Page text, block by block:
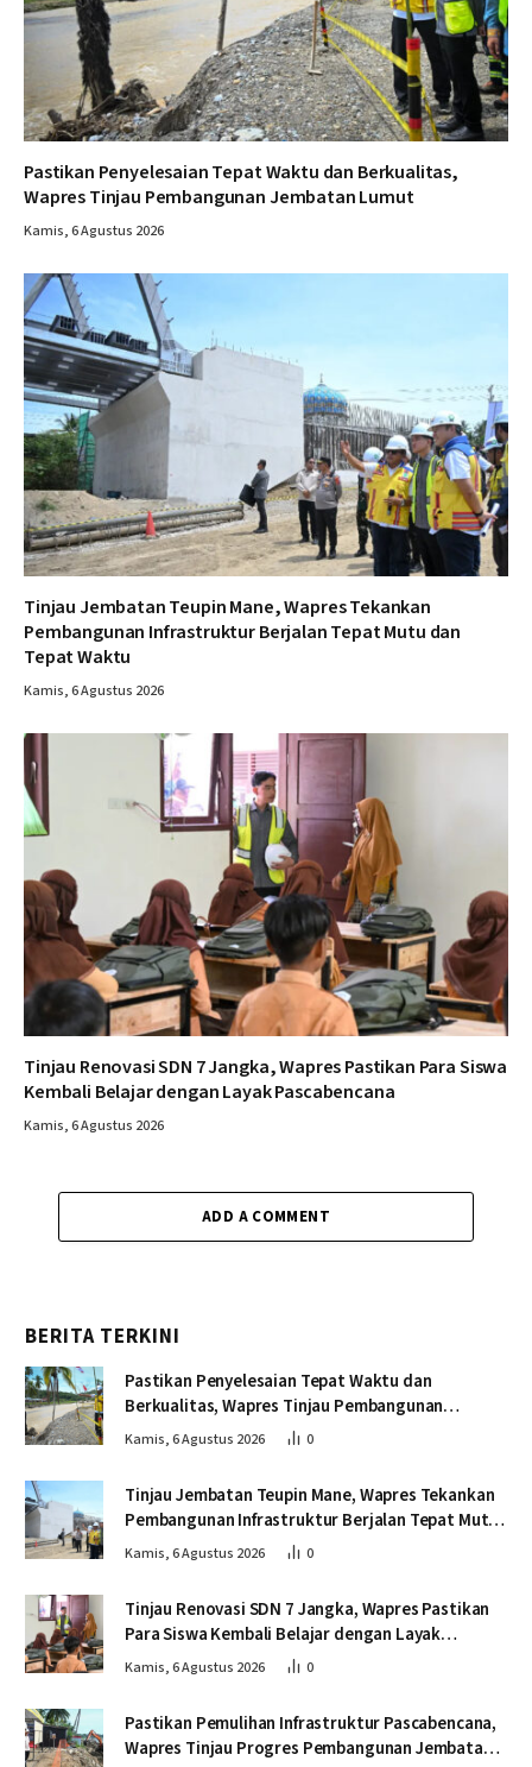
Pastikan Penyelesaian Tepat Waktu dan Berkualitas,
Wapres Tinjau Pembangunan Jembatan Lumut
Kamis, 6 Agustus 2026
Tinjau Jembatan Teupin Mane, Wapres Tekankan
Pembangunan Infrastruktur Berjalan Tepat Mutu dan
Tepat Waktu
Kamis, 6 Agustus 2026
Tinjau Renovasi SDN 7 Jangka, Wapres Pastikan Para Siswa
Kembali Belajar dengan Layak Pascabencana
Kamis, 6 Agustus 2026
ADD A COMMENT
BERITA TERKINI
Pastikan Penyelesaian Tepat Waktu dan
Berkualitas, Wapres Tinjau Pembangunan
Jembatan Lumut
Kamis, 6 Agustus 2026 0
Tinjau Jembatan Teupin Mane, Wapres Tekankan
Pembangunan Infrastruktur Berjalan Tepat Mutu
dan Tepat Waktu
Kamis, 6 Agustus 2026 0
Tinjau Renovasi SDN 7 Jangka, Wapres Pastikan
Para Siswa Kembali Belajar dengan Layak
Pascabencana
Kamis, 6 Agustus 2026 0
Pastikan Pemulihan Infrastruktur Pascabencana,
Wapres Tinjau Progres Pembangunan Jembatan